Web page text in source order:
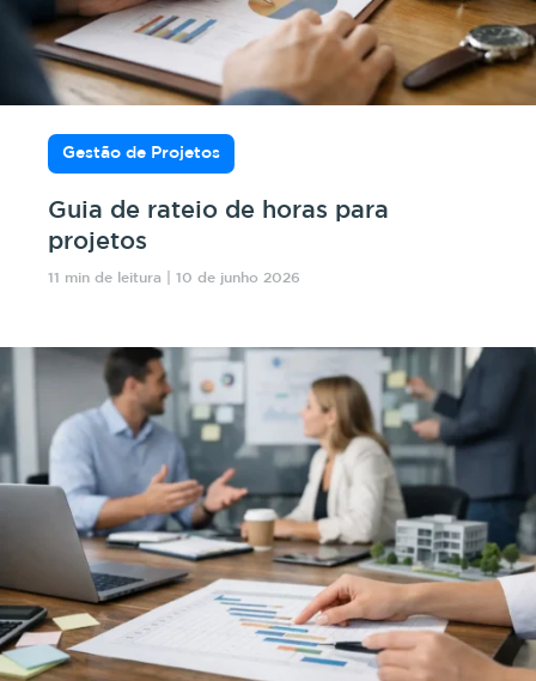
Gestão de Projetos
Guia de rateio de horas para
projetos
11 min de leitura | 10 de junho 2026